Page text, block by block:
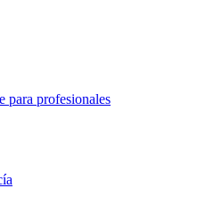
para profesionales